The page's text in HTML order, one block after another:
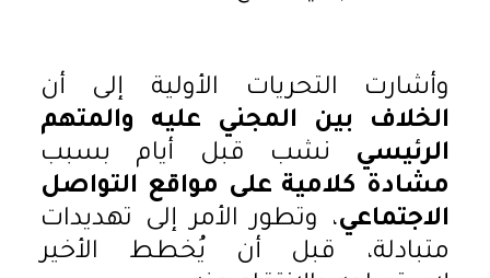
وأشارت التحريات الأولية إلى أن
الخلاف بين المجني عليه والمتهم
الرئيسي نشب قبل أيام بسبب
مشادة كلامية على مواقع التواصل
الاجتماعي، وتطور الأمر إلى تهديدات
متبادلة، قبل أن يُخطط الأخير